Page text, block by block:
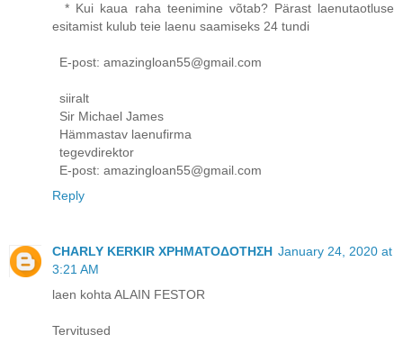
* Kui kaua raha teenimine võtab? Pärast laenutaotluse
esitamist kulub teie laenu saamiseks 24 tundi
E-post: amazingloan55@gmail.com
siiralt
Sir Michael James
Hämmastav laenufirma
tegevdirektor
E-post: amazingloan55@gmail.com
Reply
CHARLY KERKIR ΧΡΗΜΑΤΟΔΟΤΗΣΗ January 24, 2020 at
3:21 AM
laen kohta ALAIN FESTOR
Tervitused